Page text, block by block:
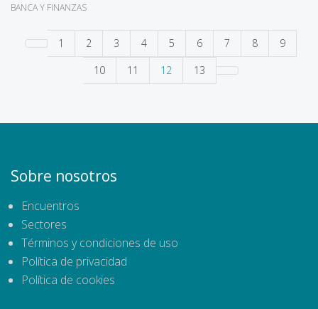
BANCA Y FINANZAS
1 2 3 4 5 6 7 8
9
10
11 12 13
Sobre nosotros
Encuentros
Sectores
Términos y condiciones de uso
Política de privacidad
Política de cookies